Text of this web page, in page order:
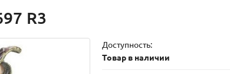
R3
Доступность:
Товар в наличии